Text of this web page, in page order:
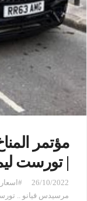
مؤتمر
| تورست
26/10/2022
مرسيدس فيانو ..